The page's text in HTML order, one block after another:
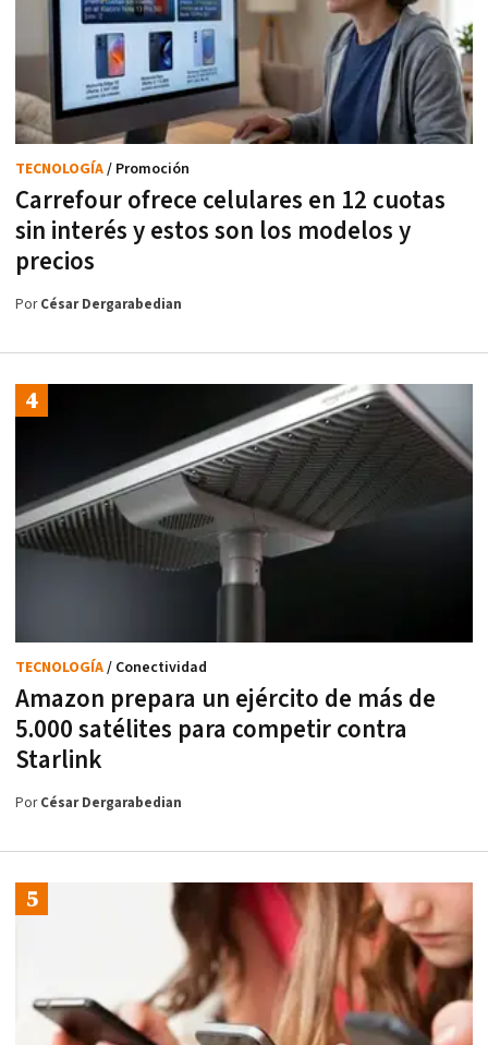
Carrefour ofrece celulares en 12 cuotas
sin interés y estos son los modelos y
precios
TECNOLOGÍA/ Promoción
PorCésar Dergarabedian
Amazon prepara un ejército de más de
5.000 satélites para competir contra
Starlink
TECNOLOGÍA/ Conectividad
PorCésar Dergarabedian